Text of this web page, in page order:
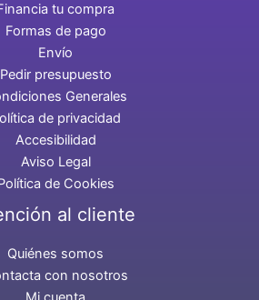
tu compra
Formas de pago
Envío
Pedir presupuesto
Generales
de privacidad
Accesibilidad
Aviso Legal
de Cookies
al cliente
Quiénes somos
con nosotros